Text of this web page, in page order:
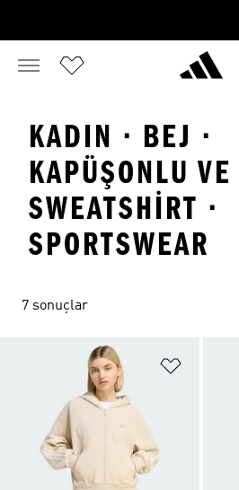
KADIN · BEJ ·
KAPÜŞONLU VE
SWEATSHIRT ·
SPORTSWEAR
7 sonuçlar
Favori